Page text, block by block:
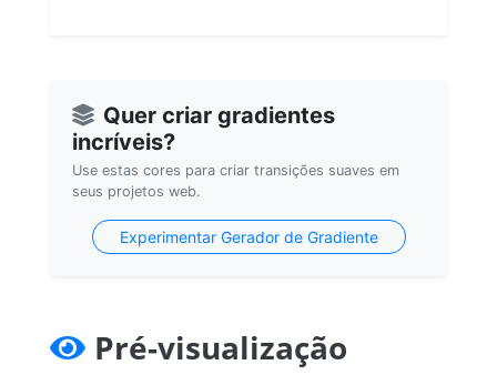
Quer criar gradientes
incríveis?
Use estas cores para criar transições suaves em
seus projetos web.
Experimentar Gerador de Gradiente
Pré-visualização